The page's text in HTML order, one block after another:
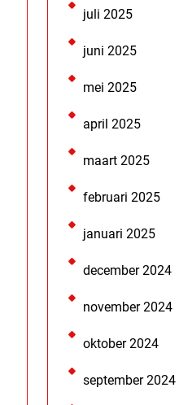
juli 2025
juni 2025
mei 2025
april 2025
maart 2025
februari 2025
januari 2025
december 2024
november 2024
oktober 2024
september 2024